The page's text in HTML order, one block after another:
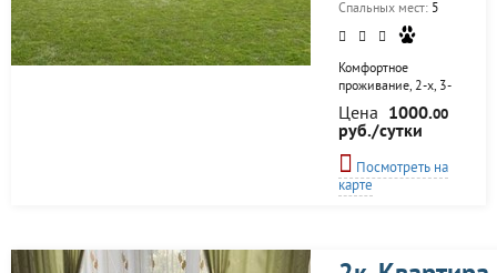
Спальных мест: 5
Комфортное
проживание, 2-х, 3-
х, 4-х местные
комнаты, беседки,
проторная кухня,
русская баня с
вениками, рыбалка,
прокат снегоходов и
км от г.Новосибирск,
Цена 1000.00
руб./сутки
Посмотреть на
карте